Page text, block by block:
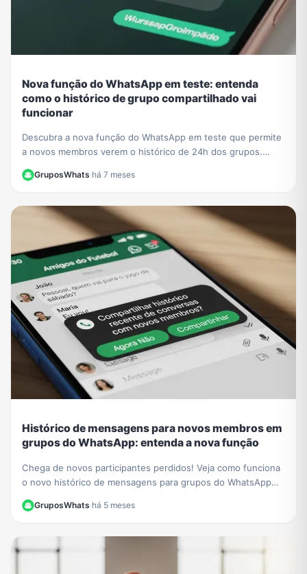
Nova função do WhatsApp em teste: entenda
como o histórico de grupo compartilhado vai
funcionar
Descubra a nova função do WhatsApp em teste que permite
a novos membros verem o histórico de 24h dos grupos.
Saiba o impacto na privacidade e como se preparar.
GruposWhats·há 7 meses
Histórico de mensagens para novos membros em
grupos do WhatsApp: entenda a nova função
Chega de novos participantes perdidos! Veja como funciona
o novo histórico de mensagens para grupos do WhatsApp
GruposWhats·há 5 meses